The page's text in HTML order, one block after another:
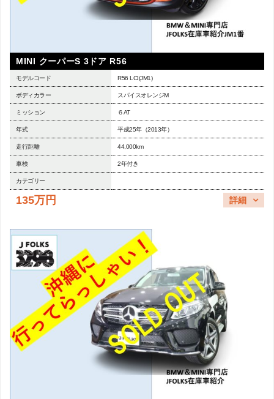
MINI クーパーS 3ドア R56
モデルコード R56 LCI(JM1)
ボディカラー スパイスオレンジM
ミッション ６AT
年式 平成25年（2013年）
走行距離 44,000km
車検 2年付き
カテゴリー
135万円 詳細